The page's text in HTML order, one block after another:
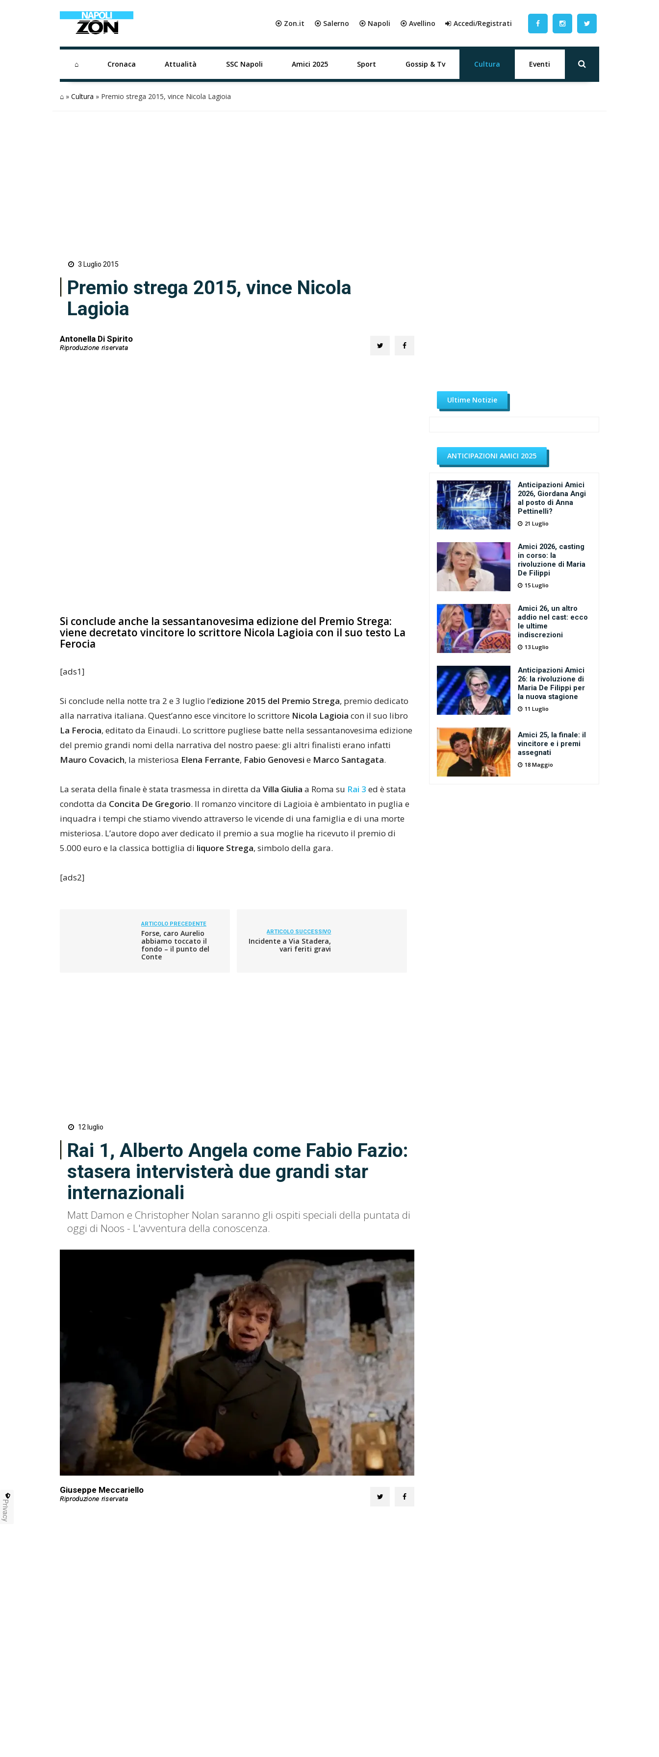
⦿ Zon.it ⦿ Salerno ⦿ Napoli ⦿ Avellino Accedi/Registrati
⌂ Cronaca Attualità SSC Napoli Amici 2025 Sport Gossip & Tv Cultura Eventi
⌂ » Cultura » Premio strega 2015, vince Nicola Lagioia
3 Luglio 2015
Premio strega 2015, vince Nicola
Lagioia
Antonella Di Spirito
Si conclude anche la sessantanovesima edizione del Premio Strega:
viene decretato vincitore lo scrittore Nicola Lagioia con il suo testo La
Ferocia
[ads1]
Si conclude nella notte tra 2 e 3 luglio l’edizione 2015 del Premio Strega, premio dedicato
alla narrativa italiana. Quest’anno esce vincitore lo scrittore Nicola Lagioia con il suo libro
La Ferocia, editato da Einaudi. Lo scrittore pugliese batte nella sessantanovesima edizione
del premio grandi nomi della narrativa del nostro paese: gli altri finalisti erano infatti
Mauro Covacich, la misteriosa Elena Ferrante, Fabio Genovesi e Marco Santagata.
La serata della finale è stata trasmessa in diretta da Villa Giulia a Roma su Rai 3 ed è stata
condotta da Concita De Gregorio. Il romanzo vincitore di Lagioia è ambientato in puglia e
inquadra i tempi che stiamo vivendo attraverso le vicende di una famiglia e di una morte
misteriosa. L’autore dopo aver dedicato il premio a sua moglie ha ricevuto il premio di
5.000 euro e la classica bottiglia di liquore Strega, simbolo della gara.
[ads2]
ARTICOLO PRECEDENTE
Forse, caro Aurelio
abbiamo toccato il
fondo – il punto del
Conte
ARTICOLO SUCCESSIVO
Incidente a Via Stadera,
vari feriti gravi
12 luglio
Rai 1, Alberto Angela come Fabio Fazio:
stasera intervisterà due grandi star
internazionali
Matt Damon e Christopher Nolan saranno gli ospiti speciali della puntata di
oggi di Noos - L'avventura della conoscenza.
Giuseppe Meccariello
Ultime Notizie
ANTICIPAZIONI AMICI 2025
Anticipazioni Amici
2026, Giordana Angi
al posto di Anna
Pettinelli?
21 Luglio
Amici 2026, casting
in corso: la
rivoluzione di Maria
De Filippi
15 Luglio
Amici 26, un altro
addio nel cast: ecco
le ultime
indiscrezioni
13 Luglio
Anticipazioni Amici
26: la rivoluzione di
Maria De Filippi per
la nuova stagione
11 Luglio
Amici 25, la finale: il
vincitore e i premi
assegnati
18 Maggio
Privacy